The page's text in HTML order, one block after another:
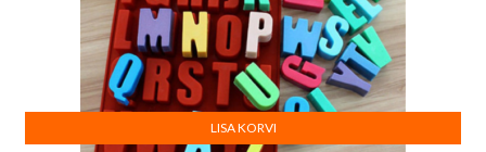
LISA KORVI